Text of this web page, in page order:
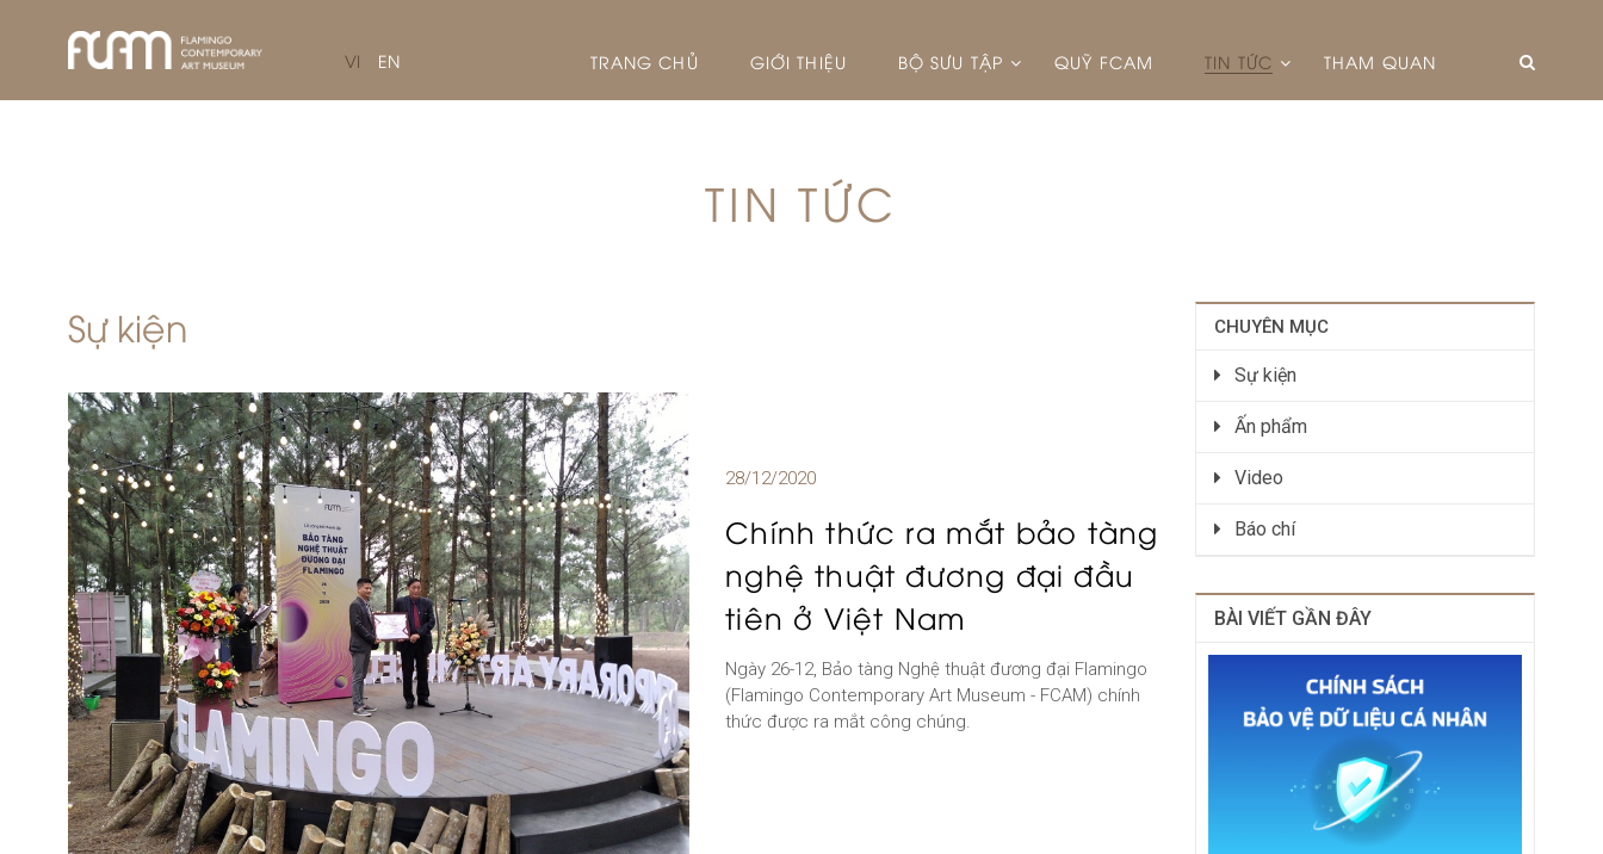
VI EN TRANG CHỦ GIỚI THIỆU BỘ SƯU TẬP QUỸ FCAM TIN TỨC THAM QUAN
TIN TỨC
Sự kiện
28/12/2020
Chính thức ra mắt bảo tàng
nghệ thuật đương đại đầu
tiên ở Việt Nam
Ngày 26-12, Bảo tàng Nghệ thuật đương đại Flamingo
(Flamingo Contemporary Art Museum - FCAM) chính
thức được ra mắt công chúng.
CHUYÊN MỤC
Sự kiện
Ấn phẩm
Video
Báo chí
BÀI VIẾT GẦN ĐÂY